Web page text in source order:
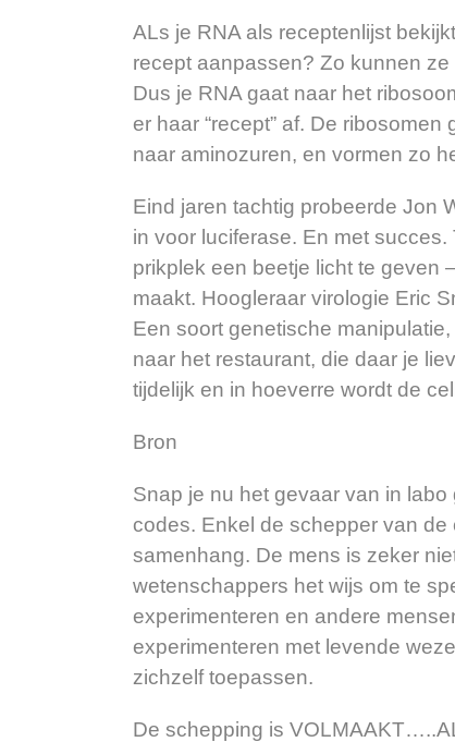
ALs je RNA als receptenlijst
recept aanpassen? Zo kunnen
Dus je RNA gaat naar het
er haar “recept” af. De ribosomen
naar aminozuren, en vormen zo
Eind jaren tachtig probeerde Jon
in voor luciferase. En met
prikplek een beetje licht te geven
maakt. Hoogleraar virologie Eric
Een soort genetische
naar het restaurant, die daar je
tijdelijk en in hoeverre wordt de
Bron
Snap je nu het gevaar van in
codes. Enkel de schepper van
samenhang. De mens is zeker
wetenschappers het wijs om te
experimenteren en andere
experimenteren met levende
zichzelf toepassen.
De schepping is